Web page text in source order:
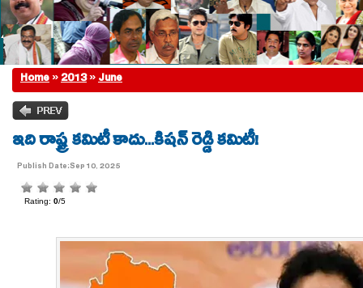
Home»2013»June
ఇది రాష్ట్ర క‌మిటీ కాదు...కిష‌న్ రెడ్డి క‌మిటీ!
Publish Date:Sep 10, 2025